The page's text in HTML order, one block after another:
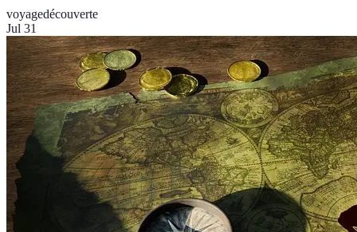
voyagedécouverte
Jul 31